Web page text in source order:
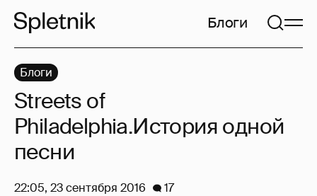
Блоги
Блоги
Streets of
Philadelphia.История одной
песни
22:05, 23 сентября 2016
17